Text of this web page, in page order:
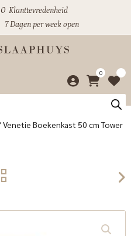
Klanttevredenheid
7 Dagen per week open
0
Venetie Boekenkast 50 cm Tower